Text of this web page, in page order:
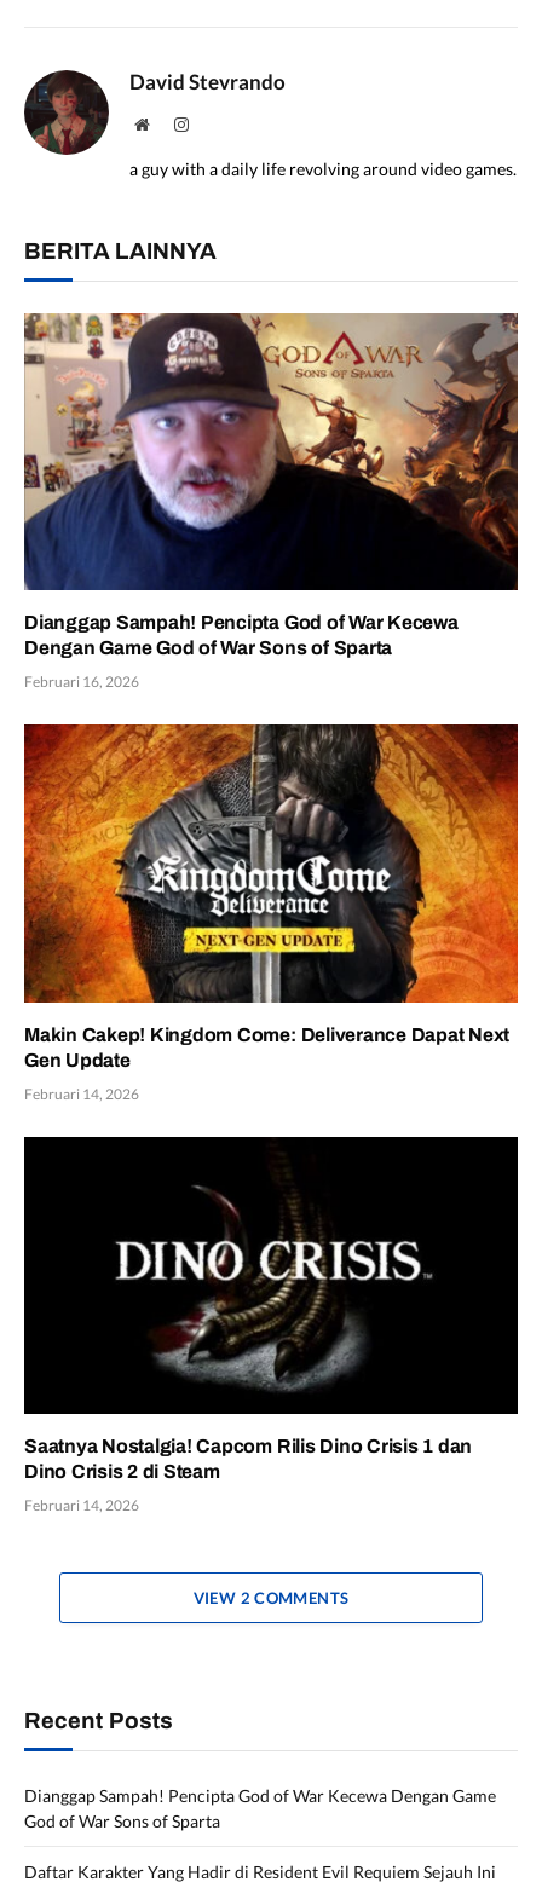
David Stevrando
WebsiteInstagram
a guy with a daily life revolving around video games.
BERITA LAINNYA
Dianggap Sampah! Pencipta God of War Kecewa
Dengan Game God of War Sons of Sparta
Februari 16, 2026
Makin Cakep! Kingdom Come: Deliverance Dapat Next
Gen Update
Februari 14, 2026
Saatnya Nostalgia! Capcom Rilis Dino Crisis 1 dan
Dino Crisis 2 di Steam
Februari 14, 2026
VIEW 2 COMMENTS
Recent Posts
Dianggap Sampah! Pencipta God of War Kecewa Dengan Game
God of War Sons of Sparta
Daftar Karakter Yang Hadir di Resident Evil Requiem Sejauh Ini